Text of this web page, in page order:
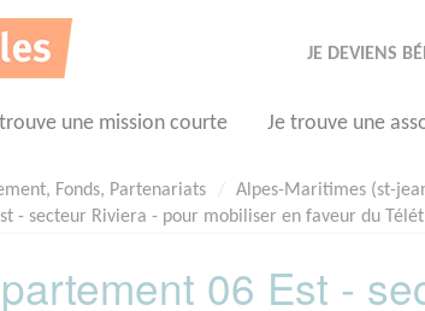
JE DEVIENS
une mission courte Je trouve une
Fonds, Partenariats Alpes-Maritimes (st-
- secteur Riviera - pour mobiliser en faveur du
06 Est -